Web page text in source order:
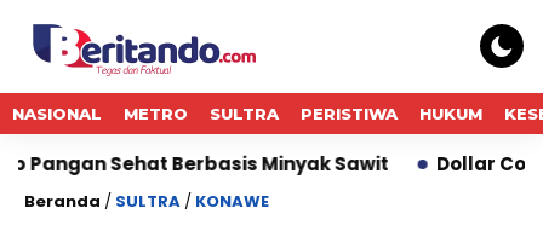
NASIONAL METRO SULTRA PERISTIWA HUKUM
Berbasis Minyak Sawit Dollar Cost
Beranda / SULTRA / KONAWE